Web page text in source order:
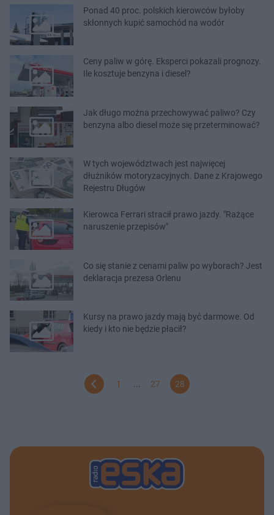
Ponad 40 proc. polskich kierowców byłoby
skłonnych kupić samochód na wodór
Ceny paliw w górę. Eksperci pokazali prognozy.
Ile kosztuje benzyna i diesel?
Jak długo można przechowywać paliwo? Czy
benzyna albo diesel może się przeterminować?
W tych województwach jest najwięcej
dłużników motoryzacyjnych. Dane z Krajowego
Rejestru Długów
Kierowca Ferrari stracił prawo jazdy. "Rażące
naruszenie przepisów"
Co się stanie z cenami paliw po wyborach? Jest
deklaracja prezesa Orlenu
Kursy na prawo jazdy mają być darmowe. Od
kiedy i kto nie będzie płacił?
1 27 28